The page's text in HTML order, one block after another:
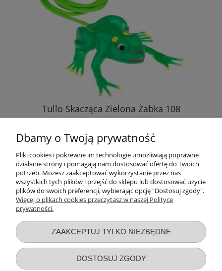
Tullo Skacząca Zielona Żabka 108
9,99 zł
DO KOSZYKA
Dbamy o Twoją prywatność
Pliki cookies i pokrewne im technologie umożliwiają poprawne
działanie strony i pomagają nam dostosować ofertę do Twoich
potrzeb. Możesz zaakceptować wykorzystanie przez nas
wszystkich tych plików i przejść do sklepu lub dostosować użycie
plików do swoich preferencji, wybierając opcję "Dostosuj zgody".
Więcej o plikach cookies przeczytasz w naszej Polityce
prywatności.
ZAAKCEPTUJ TYLKO NIEZBĘDNE
DOSTOSUJ ZGODY